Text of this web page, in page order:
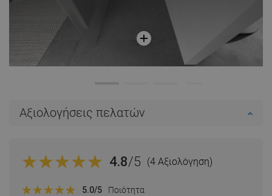
Αξιολογήσεις πελατών
4.8/5 (4 Αξιολόγηση)
5.0/5 Ποιότητα